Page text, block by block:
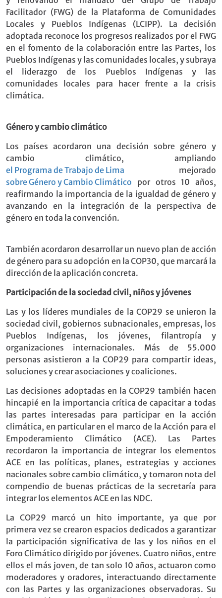
Facilitador (FWG) de la Plataforma de Comunidades
Locales y Pueblos Indígenas (LCIPP). La decisión
adoptada reconoce los progresos realizados por el FWG
en el fomento de la colaboración entre las Partes, los
Pueblos Indígenas y las comunidades locales, y subraya
el liderazgo de los Pueblos Indígenas y las
comunidades locales para hacer frente a la crisis
climática.
Género y cambio climático
Los países acordaron una decisión sobre género y
cambio climático, ampliando
el Programa de Trabajo de Lima mejorado
sobre Género y Cambio Climático por otros 10 años,
reafirmando la importancia de la igualdad de género y
avanzando en la integración de la perspectiva de
género en toda la convención.
También acordaron desarrollar un nuevo plan de acción
de género para su adopción en la COP30, que marcará la
dirección de la aplicación concreta.
Participación de la sociedad civil, niños yjóvenes
Las y los líderes mundiales de la COP29 se unieron la
sociedad civil, gobiernos subnacionales, empresas, los
Pueblos Indígenas, los jóvenes, filantropía y
organizaciones internacionales. Más de 55.000
personas asistieron a la COP29 para compartir ideas,
soluciones y crear asociaciones y coaliciones.
Las decisiones adoptadas en la COP29 también hacen
hincapié en la importancia crítica de capacitar a todas
las partes interesadas para participar en la acción
climática, en particular en el marco de la Acción para el
Empoderamiento Climático (ACE). Las Partes
recordaron la importancia de integrar los elementos
ACE en las políticas, planes, estrategias y acciones
nacionales sobre cambio climático, y tomaron nota del
compendio de buenas prácticas de la secretaría para
integrar los elementos ACE en las NDC.
La COP29 marcó un hito importante, ya que por
primera vez se crearon espacios dedicados a garantizar
la participación significativa de las y los niños en el
Foro Climático dirigido por jóvenes. Cuatro niños, entre
ellos el más joven, de tan solo 10 años, actuaron como
moderadores y oradores, interactuando directamente
con las Partes y las organizaciones observadoras. Su